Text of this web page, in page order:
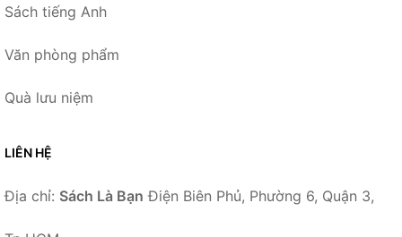
Sách tiếng Anh
Văn phòng phẩm
Quà lưu niệm
LIÊN HỆ
Địa chỉ: Sách Là Bạn Điện Biên Phủ, Phường 6, Quận 3,